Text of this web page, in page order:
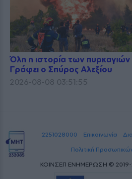
Όλη η ιστορία των
Γράφει ο Σπύρος Αλεξίου
2026-08-08 03:51:55
2251028000 Επικοινωνία
Πολιτική
ΚΟΙΝΣΕΠ ΕΝΗΜΕΡΩΣΗ © 2019-